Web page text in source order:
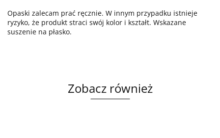
Opaski zalecam prać ręcznie. W innym przypadku istnieje
ryzyko, że produkt straci swój kolor i kształt. Wskazane
suszenie na płasko.
Zobacz również